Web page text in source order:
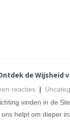
de Wijsheid
reacties |
vinden in de
helpt om dieper